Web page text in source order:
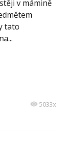
v mámině
tato
5033x